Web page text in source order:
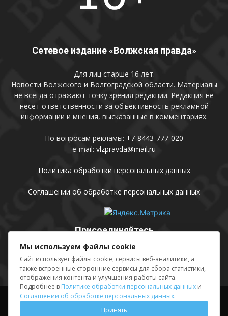
Сетевое издание «Волжская правда»
Для лиц старше 16 лет.
Новости Волжского и Волгоградской области. Материалы
не всегда отражают точку зрения редакции. Редакция не
несет ответственности за объективность рекламной
информации и мнения, высказанные в комментариях.
По вопросам рекламы: +7-8443-777-020
e-mail: vlzpravda@mail.ru
Политика обработки персональных данных
Соглашении об обработке персональных данных
Присоединяйтесь
Выходные данные Sing in
Мы используем файлы cookie
Сайт использует файлы cookie, сервисы веб-аналитики, а
также встроенные сторонние сервисы для сбора статистики,
отображения контента и улучшения работы сайта.
Подробнее в Политике обработки персональных данных и
Соглашении об обработке персональных данных.
Принять